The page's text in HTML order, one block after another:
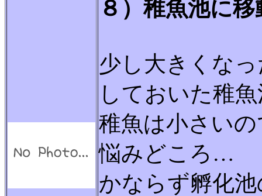
８）稚魚池に移
少し大きくな
しておいた稚
稚魚は小さい
悩みどころ…
かならず孵化